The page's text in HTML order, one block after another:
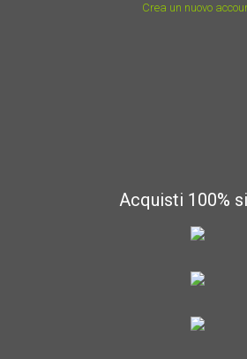
Crea un nuovo
Acquisti 100%